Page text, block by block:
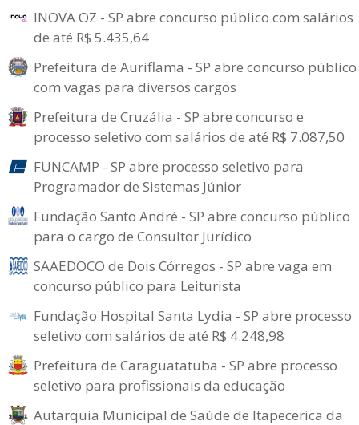
INOVA OZ - SP abre concurso público com salários
de até R$ 5.435,64
Prefeitura de Auriflama - SP abre concurso público
com vagas para diversos cargos
Prefeitura de Cruzália - SP abre concurso e
processo seletivo com salários de até R$ 7.087,50
FUNCAMP - SP abre processo seletivo para
Programador de Sistemas Júnior
Fundação Santo André - SP abre concurso público
para o cargo de Consultor Jurídico
SAAEDOCO de Dois Córregos - SP abre vaga em
concurso público para Leiturista
Fundação Hospital Santa Lydia - SP abre processo
seletivo com salários de até R$ 4.248,98
Prefeitura de Caraguatatuba - SP abre processo
seletivo para profissionais da educação
Autarquia Municipal de Saúde de Itapecerica da